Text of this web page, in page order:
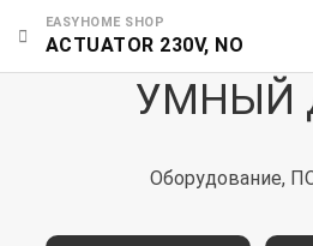
EASYHOME SHOP
ACTUATOR 230V, NO
УМНЫЙ
Оборудование,